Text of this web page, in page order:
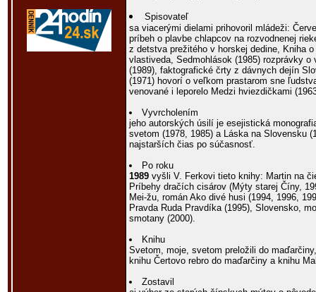
Spisovateľ
sa viacerými dielami prihovoril mládeži:
príbeh o plavbe chlapcov na rozvodnenej
z detstva prežitého v horskej dedine, Kniha
vlastiveda, Sedmohlások (1985) rozprávky
(1989), faktografické črty z dávnych dejín
(1971) hovorí o veľkom prastarom sne
venované i leporelo Medzi hviezdičkami
Vyvrcholením
jeho autorských úsilí je esejistická
svetom (1978, 1985) a Láska na Slovensku
najstarších čias po súčasnosť.
Po roku
1989 vyšli V. Ferkovi tieto knihy: Martin na
Príbehy dračích cisárov (Mýty starej Číny,
Mei-žu, román Ako divé husi (1994, 1996,
Pravda Ruda Pravdíka (1995), Slovensko,
smotany (2000).
Knihu
Svetom, moje, svetom preložili do
knihu Čertovo rebro do maďarčiny a knihu
Zostavil